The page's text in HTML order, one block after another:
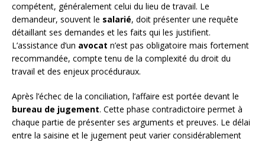
compétent, généralement celui du lieu de travail. Le
demandeur, souvent le salarié, doit présenter une requête
détaillant ses demandes et les faits qui les justifient.
L’assistance d’un avocat n’est pas obligatoire mais fortement
recommandée, compte tenu de la complexité du droit du
travail et des enjeux procéduraux.
Après l’échec de la conciliation, l’affaire est portée devant le
bureau de jugement. Cette phase contradictoire permet à
chaque partie de présenter ses arguments et preuves. Le délai
entre la saisine et le jugement peut varier considérablement